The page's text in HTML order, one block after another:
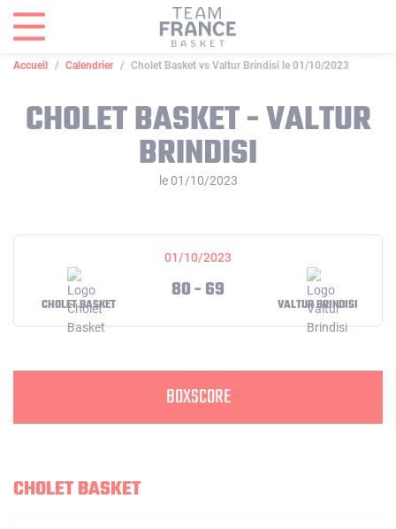
Accueil Calendrier Cholet Basket vs Valtur Brindisi le 01/10/2023
CHOLET BASKET - VALTUR
BRINDISI
le 01/10/2023
01/10/2023
CHOLET BASKET
80 - 69
VALTUR BRINDISI
BOXSCORE
CHOLET BASKET
Panneau de gestion des cookies